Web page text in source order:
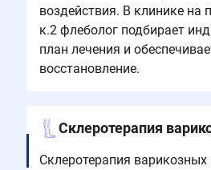
воздействия. В клинике на
к.2 флеболог подбирает
план лечения и
восстановление.
Склеротерапия
Склеротерапия варикозных